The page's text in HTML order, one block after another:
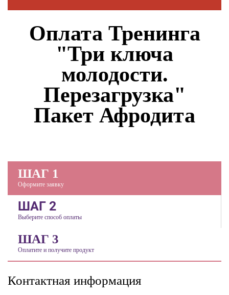
Оплата Тренинга
"Три ключа
молодости.
Перезагрузка"
Пакет Афродита
ШАГ 1
Оформите заявку
ШАГ 2
Выберите способ оплаты
ШАГ 3
Оплатите и получите продукт
Контактная информация